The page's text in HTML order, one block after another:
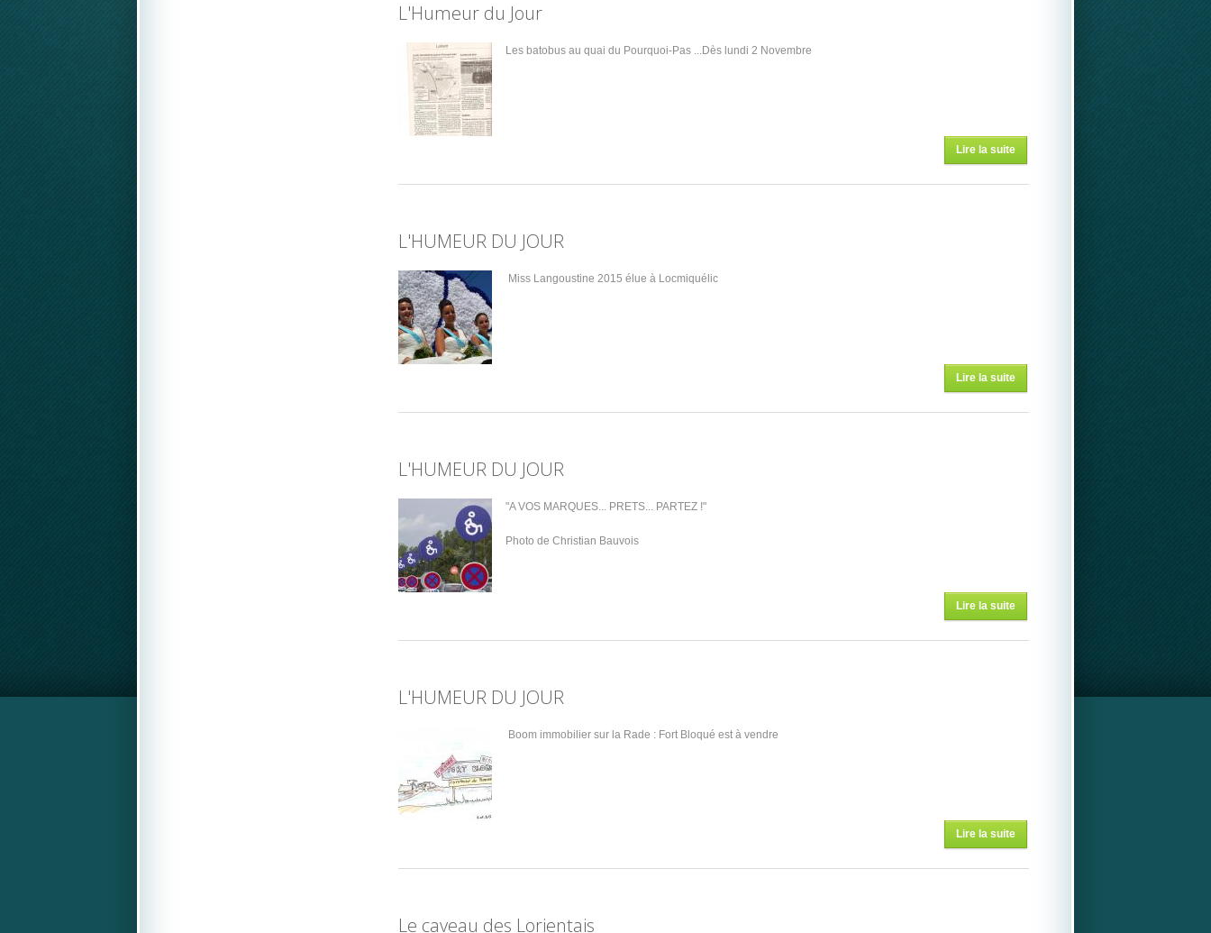
L'Humeur du Jour
Les batobus au quai du Pourquoi-Pas ...Dès lundi 2 Novembre
Lire la suite
L'Humeur
du Jour
L'HUMEUR DU JOUR
Miss Langoustine 2015 élue à Locmiquélic
Lire la suite
L'HUMEUR
DU JOUR
L'HUMEUR DU JOUR
"A VOS MARQUES... PRETS... PARTEZ !"
Photo de Christian Bauvois
Lire la suite
L'HUMEUR
DU JOUR
L'HUMEUR DU JOUR
Boom immobilier sur la Rade : Fort Bloqué est à vendre
Lire la suite
L'HUMEUR
DU JOUR
Le caveau des Lorientais